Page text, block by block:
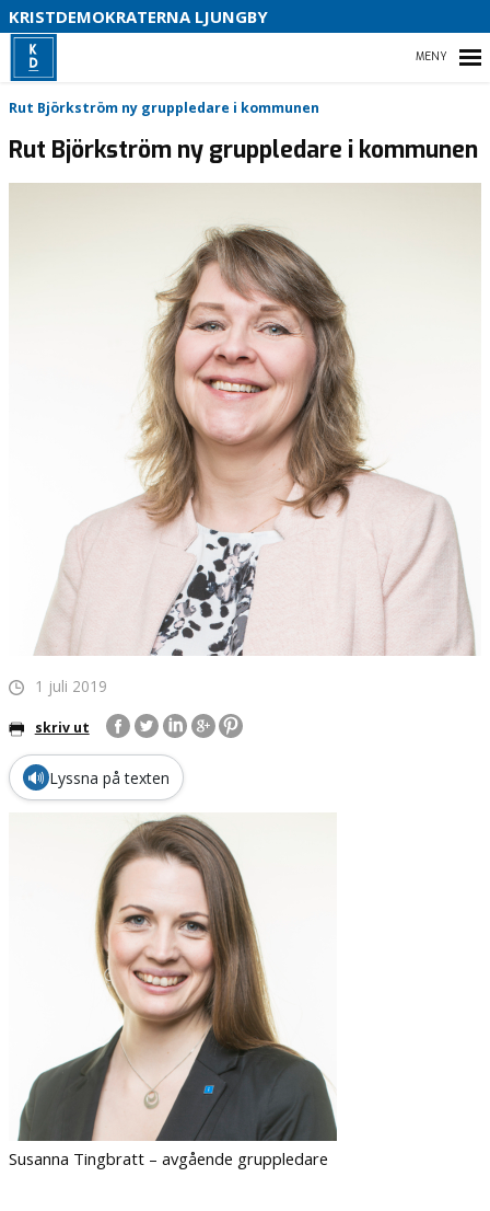
KRISTDEMOKRATERNA LJUNGBY
HEM
KOMMUNLISTAN 2026
Rut Björkström ny gruppledare i kommunen
Rut Björkström ny gruppledare i kommunen
1 juli 2019
skriv ut
🔊 Lyssna på texten
Susanna Tingbratt – avgående gruppledare